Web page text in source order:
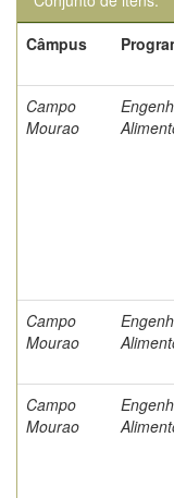
Câmpus
Campo
Mourao
Campo
Mourao
Campo
Mourao